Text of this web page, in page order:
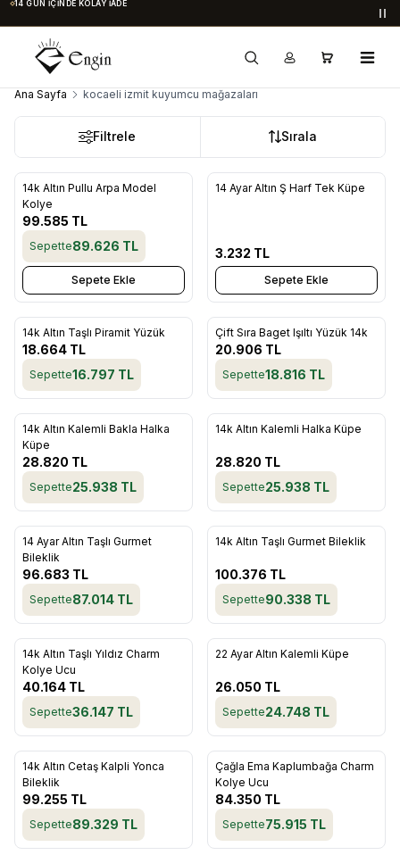
14 GÜN İÇINDE KOLAY İADE
Ana Sayfa kocaeli izmit kuyumcu mağazaları
Filtrele Sırala
Favorilere Ekle
14k Altın Pullu Arpa Model
Kolye
99.585 TL
Sepette89.626 TL
Sepete Ekle
14 Ayar Altın Ş Harf Tek Küpe
3.232 TL
Sepete Ekle
Favorilere Ekle
14k Altın Taşlı Piramit Yüzük
18.664 TL
Sepette16.797 TL
Favorilere Ekle
Tükendi
Çift Sıra Baget Işıltı Yüzük 14k
20.906 TL
Sepette18.816 TL
Favorilere Ekle
14k Altın Kalemli Bakla Halka
Küpe
28.820 TL
Sepette25.938 TL
Tükendi
14k Altın Kalemli Halka Küpe
28.820 TL
Sepette25.938 TL
Favorilere Ekle
14 Ayar Altın Taşlı Gurmet
Bileklik
96.683 TL
Sepette87.014 TL
Tükendi
14k Altın Taşlı Gurmet Bileklik
100.376 TL
Sepette90.338 TL
Favorilere Ekle
14k Altın Taşlı Yıldız Charm
Kolye Ucu
40.164 TL
Sepette36.147 TL
Tükendi
22 Ayar Altın Kalemli Küpe
26.050 TL
Sepette24.748 TL
Favorilere Ekle
14k Altın Cetaş Kalpli Yonca
Bileklik
99.255 TL
Sepette89.329 TL
Favorilere Ekle
Tükendi
Çağla Ema Kaplumbağa Charm
Kolye Ucu
84.350 TL
Sepette75.915 TL